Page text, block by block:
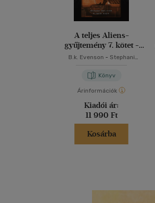
A teljes Aliens-
gyűjtemény 7. kötet -
Díszkiadás
B.k. Evenson - Stephani
Könyv
Árinformációk
Kiadói ár:
11 990 Ft
Kosárba